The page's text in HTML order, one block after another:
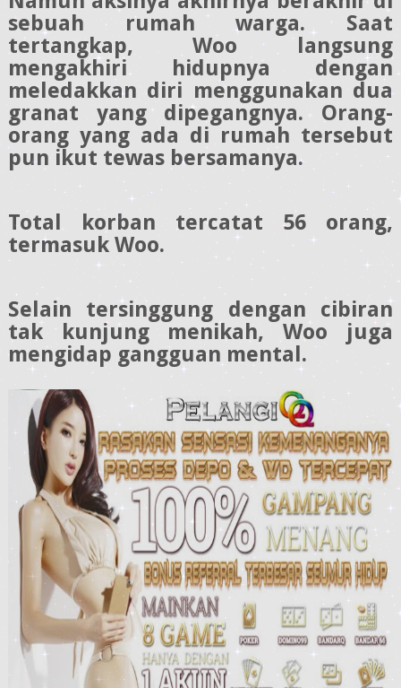
sebuah rumah warga. Saat
tertangkap, Woo langsung
mengakhiri hidupnya dengan
meledakkan diri menggunakan dua
granat yang dipegangnya. Orang-
orang yang ada di rumah tersebut
pun ikut tewas bersamanya.
Total korban tercatat 56 orang,
termasuk Woo.
Selain tersinggung dengan cibiran
tak kunjung menikah, Woo juga
mengidap gangguan mental.